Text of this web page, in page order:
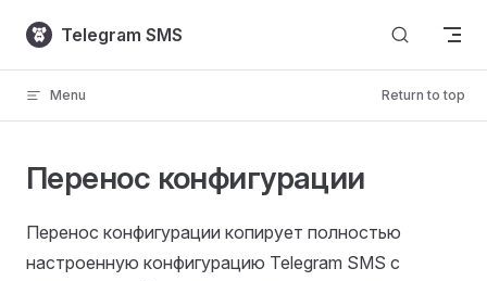
Skip to content
Telegram SMS
Menu Return to top
Перенос конфигурации
Перенос конфигурации копирует полностью
настроенную конфигурацию Telegram SMS с